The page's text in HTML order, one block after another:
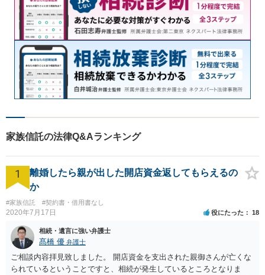
家族信託の法律Q&Aランキング
1
離婚したら親が出した開店資金返してもらえるの
か
#家族信託 #契約書・借用書なし
2020年7月17日 役にたった 18
相続・遺言に強い弁護士
髙橋 優 弁護士
ご相談内容拝見致しました。 開店資金を支出された親御さんが亡くな
られているということですと、相続が発生しているところとなりま